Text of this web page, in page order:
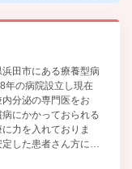
田市にある療養型病
年の病院設立し現在
分泌の専門医をお
病にかかっておられる
力を入れておりま
した患者さん方に療
しています。一緒に地